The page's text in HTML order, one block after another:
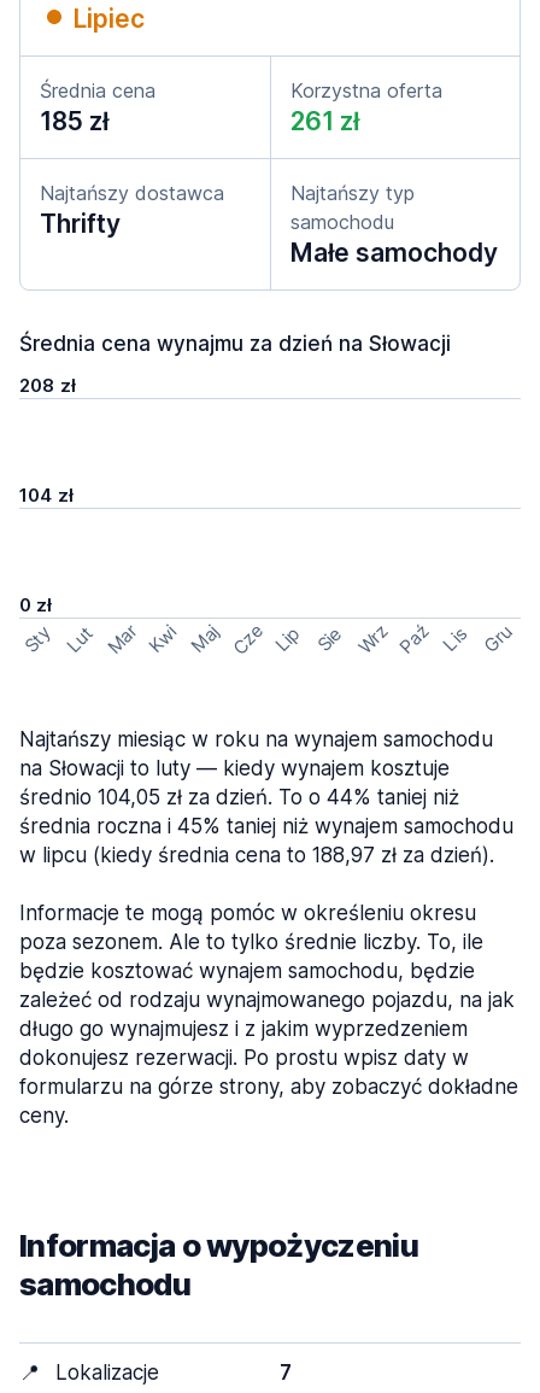
Lipiec
Średnia cena
185 zł
Korzystna oferta
261 zł
Najtańszy dostawca
Thrifty
Najtańszy typ
samochodu
Małe samochody
Średnia cena wynajmu za dzień na Słowacji
208 zł
104 zł
0 zł
Sty Lut Mar Kwi Maj Cze Lip Sie Wrz Paź Lis Gru
Najtańszy miesiąc w roku na wynajem samochodu
na Słowacji to luty — kiedy wynajem kosztuje
średnio 104,05 zł za dzień. To o 44% taniej niż
średnia roczna i 45% taniej niż wynajem samochodu
w lipcu (kiedy średnia cena to 188,97 zł za dzień).
Informacje te mogą pomóc w określeniu okresu
poza sezonem. Ale to tylko średnie liczby. To, ile
będzie kosztować wynajem samochodu, będzie
zależeć od rodzaju wynajmowanego pojazdu, na jak
długo go wynajmujesz i z jakim wyprzedzeniem
dokonujesz rezerwacji. Po prostu wpisz daty w
formularzu na górze strony, aby zobaczyć dokładne
ceny.
Informacja o wypożyczeniu
samochodu
📍
Lokalizacje
7